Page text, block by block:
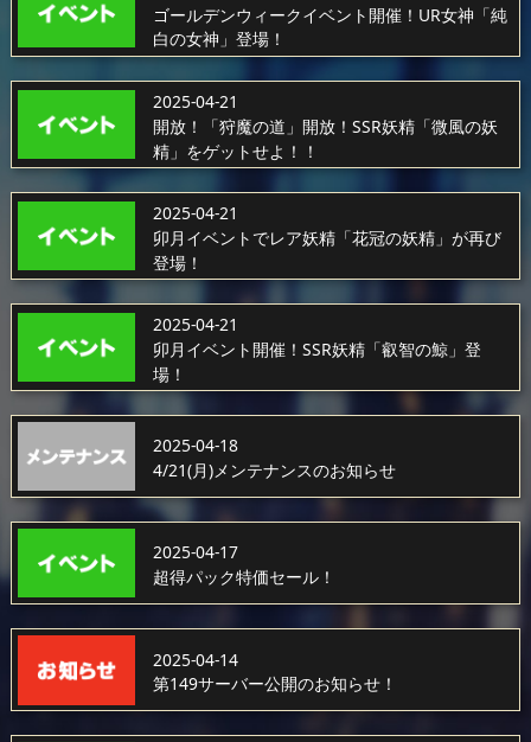
ゴールデンウィークイベント開催！UR女神「純
白の女神」登場！
2025-04-21
開放！「狩魔の道」開放！SSR妖精「微風の妖
精」をゲットせよ！！
2025-04-21
卯月イベントでレア妖精「花冠の妖精」が再び
登場！
2025-04-21
卯月イベント開催！SSR妖精「叡智の鯨」登
場！
2025-04-18
4/21(月)メンテナンスのお知らせ
2025-04-17
超得パック特価セール！
2025-04-14
第149サーバー公開のお知らせ！